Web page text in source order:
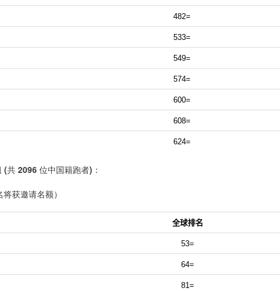
482=
533=
549=
574=
600=
608=
624=
(共2096 位中国籍跑者)：
获邀请名额）
全球排名
53=
64=
81=